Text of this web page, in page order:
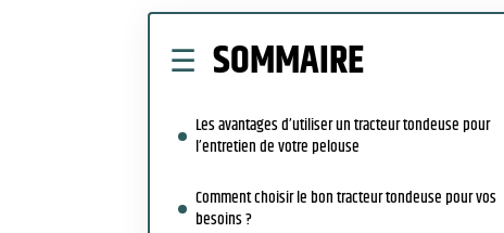
SOMMAIRE
Les avantages d’utiliser un tracteur tondeuse pour
l’entretien de votre pelouse
Comment choisir le bon tracteur tondeuse pour vos
besoins ?